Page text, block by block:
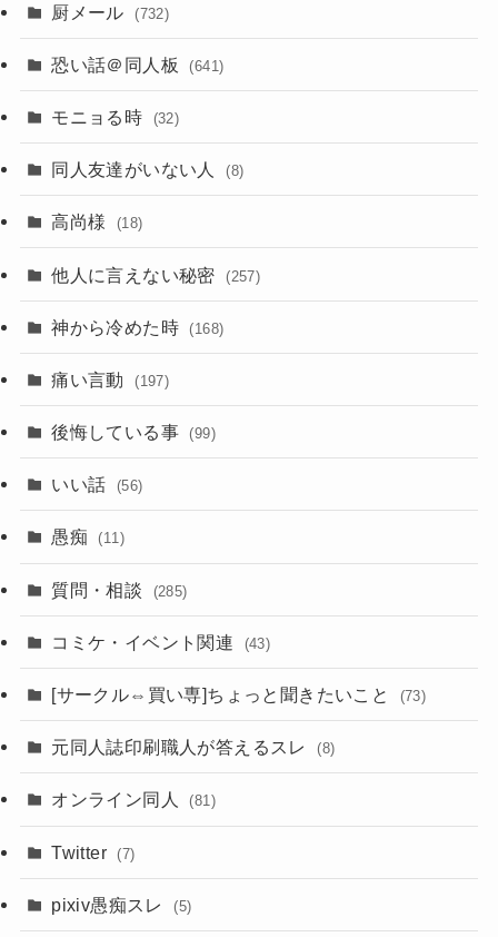
厨メール (732)
恐い話＠同人板 (641)
モニョる時 (32)
同人友達がいない人 (8)
高尚様 (18)
他人に言えない秘密 (257)
神から冷めた時 (168)
痛い言動 (197)
後悔している事 (99)
いい話 (56)
愚痴 (11)
質問・相談 (285)
コミケ・イベント関連 (43)
[サークル⇔買い専]ちょっと聞きたいこと (73)
元同人誌印刷職人が答えるスレ (8)
オンライン同人 (81)
Twitter (7)
pixiv愚痴スレ (5)